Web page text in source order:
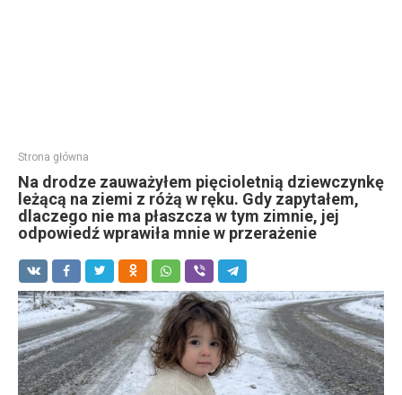
Strona główna
Na drodze zauważyłem pięcioletnią dziewczynkę
leżącą na ziemi z różą w ręku. Gdy zapytałem,
dlaczego nie ma płaszcza w tym zimnie, jej
odpowiedź wprawiła mnie w przerażenie